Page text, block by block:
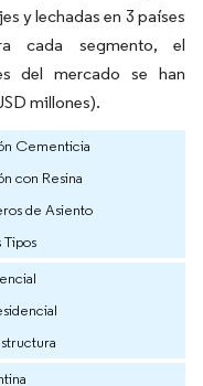
y lechadas en 3 países
cada segmento, el
del mercado se han
millones).
Cementicia
con Resina
de Asiento